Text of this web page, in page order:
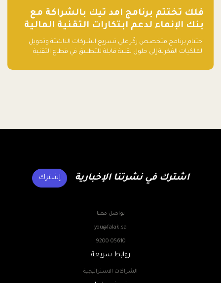
فلك تختتم برنامج امد تيك بالشراكة مع
بنك الإنماء لدعم ابتكارات التقنية المالية
اختتام برنامج متخصص ركّز على تسريع الشركات الناشئة وتحويل
الملكيات الفكرية إلى حلول تقنية قابلة للتطبيق في قطاع التقنية
اشترك في نشرتنا الإخبارية إشترك
تواصل معنا
you@falak.sa
9200 05610
روابط سريعة
الشراكات الاستراتيجية